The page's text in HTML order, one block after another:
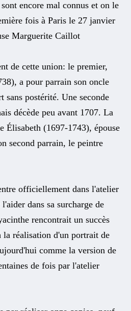
encore mal connus et on le
fois à Paris le 27 janvier
Marguerite Caillot
de cette union: le premier,
a pour parrain son oncle
sans postérité. Une seconde
décède peu avant 1707. La
Élisabeth (1697-1743), épouse
second parrain, le peintre
officiellement dans l'atelier
dans sa surcharge de
rencontrait un succès
la réalisation d'un portrait de
comme la version de
de fois par l'atelier